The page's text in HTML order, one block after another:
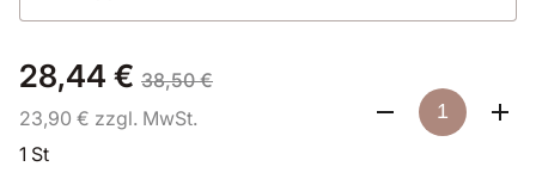
28,44 € 38,50 €
23,90 € zzgl. MwSt.
1 St